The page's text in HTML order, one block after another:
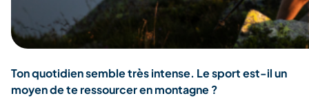
Ton quotidien semble très intense. Le sport est-il un
moyen de te ressourcer en montagne ?